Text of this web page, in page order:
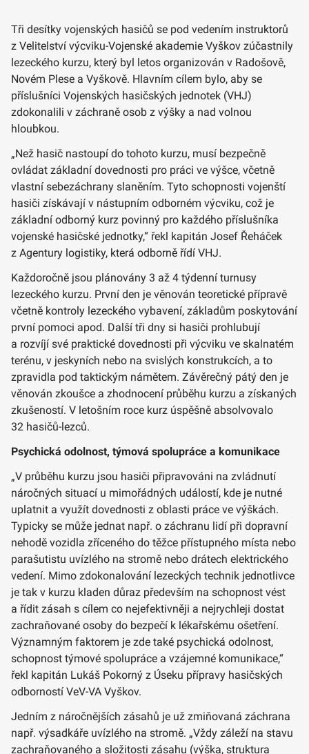
Tři desítky vojenských hasičů se pod vedením instruktorů
z Velitelství výcviku-Vojenské akademie Vyškov zúčastnily
lezeckého kurzu, který byl letos organizován v Radošově,
Novém Plese a Vyškově. Hlavním cílem bylo, aby se
příslušníci Vojenských hasičských jednotek (VHJ)
zdokonalili v záchraně osob z výšky a nad volnou
hloubkou.
„Než hasič nastoupí do tohoto kurzu, musí bezpečně
ovládat základní dovednosti pro práci ve výšce, včetně
vlastní sebezáchrany slaněním. Tyto schopnosti vojenští
hasiči získávají v nástupním odborném výcviku, což je
základní odborný kurz povinný pro každého příslušníka
vojenské hasičské jednotky,“ řekl kapitán Josef Řeháček
z Agentury logistiky, která odborně řídí VHJ.
Každoročně jsou plánovány 3 až 4 týdenní turnusy
lezeckého kurzu. První den je věnován teoretické přípravě
včetně kontroly lezeckého vybavení, základům poskytování
první pomoci apod. Další tři dny si hasiči prohlubují
a rozvíjí své praktické dovednosti při výcviku ve skalnatém
terénu, v jeskyních nebo na svislých konstrukcích, a to
zpravidla pod taktickým námětem. Závěrečný pátý den je
věnován zkoušce a zhodnocení průběhu kurzu a získaných
zkušeností. V letošním roce kurz úspěšně absolvovalo
32 hasičů-lezců.
Psychická odolnost, týmová spolupráce a komunikace
„V průběhu kurzu jsou hasiči připravováni na zvládnutí
náročných situací u mimořádných událostí, kde je nutné
uplatnit a využít dovednosti z oblasti práce ve výškách.
Typicky se může jednat např. o záchranu lidí při dopravní
nehodě vozidla zříceného do těžce přístupného místa nebo
parašutistu uvízlého na stromě nebo drátech elektrického
vedení. Mimo zdokonalování lezeckých technik jednotlivce
je tak v kurzu kladen důraz především na schopnost vést
a řídit zásah s cílem co nejefektivněji a nejrychleji dostat
zachraňované osoby do bezpečí k lékařskému ošetření.
Významným faktorem je zde také psychická odolnost,
schopnost týmové spolupráce a vzájemné komunikace,“
řekl kapitán Lukáš Pokorný z Úseku přípravy hasičských
odborností VeV-VA Vyškov.
Jedním z náročnějších zásahů je už zmiňovaná záchrana
např. výsadkáře uvízlého na stromě. „Vždy záleží na stavu
zachraňovaného a složitosti zásahu (výška, struktura